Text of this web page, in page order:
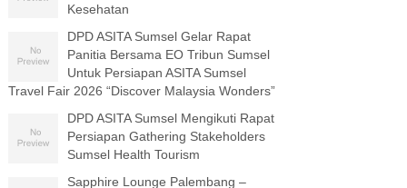
Kesehatan
DPD ASITA Sumsel Gelar Rapat
Panitia Bersama EO Tribun Sumsel
Untuk Persiapan ASITA Sumsel
Travel Fair 2026 “Discover Malaysia Wonders”
DPD ASITA Sumsel Mengikuti Rapat
Persiapan Gathering Stakeholders
Sumsel Health Tourism
Sapphire Lounge Palembang –